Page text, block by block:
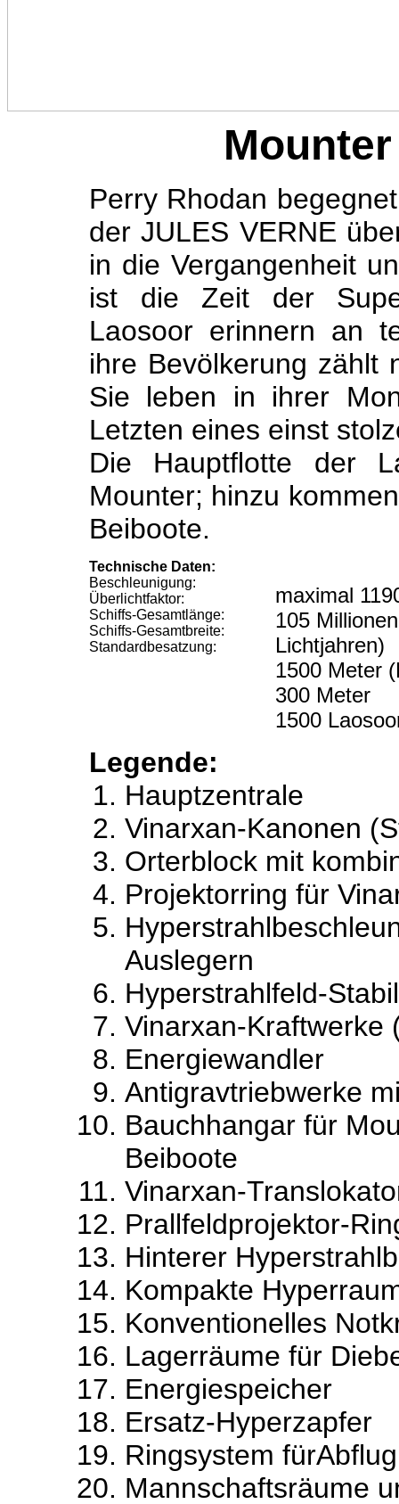
Perry Rhodan
der JULES VERNE
in die Vergan­genheit
ist die Zeit der
Laosoor erinnern an
ihre Bevölkerung zählt
Sie leben in ihrer
Letzten eines einst
Die Hauptflotte der
Mounter; hinzu
Beiboote.
Technische Daten:
Beschleunigung:
Überlichtfaktor:
Schiffs-Gesamtlänge:
Schiffs-Gesamtbreite:
Standardbesatzung:
maximal
105
Lichtjahren)
1500 Meter
300 Meter
1500
Legende:
Hauptzentrale
Vinarxan-Kanonen
Orterblock mit
Projektorring für
Auslegern
Hyperstrahlfeld-
Vinarxan-Kraftwerke
Energiewandler
Antigravtriebwerke
Bauchhangar für
Beiboote
Vinarxan-
Prallfeldprojektor-
Hinterer
Kompakte
Konventionelles
Lagerräume für
Energiespeicher
Ersatz-Hyperzapfer
Ringsystem
Mannschaftsräume